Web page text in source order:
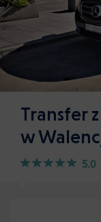
Transfer
w
5.0